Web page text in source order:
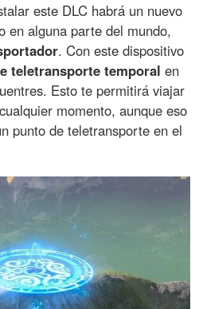
este DLC habrá un nuevo
en alguna parte del mundo,
. Con este dispositivo
teletransporte temporal en
Esto te permitirá viajar
momento, aunque eso
punto de teletransporte en el